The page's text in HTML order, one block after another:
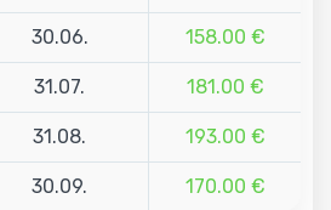
30.06. 158.00 €
31.07. 181.00 €
31.08. 193.00 €
30.09. 170.00 €